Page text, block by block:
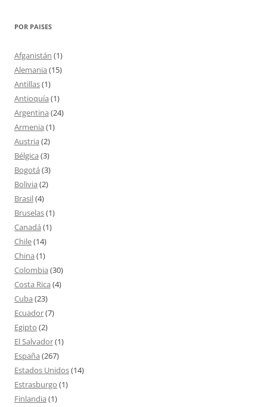
POR PAISES
Afganistán (1)
Alemania (15)
Antillas(1)
Antioquía (1)
Argentina (24)
Armenia (1)
Austria (2)
Bélgica (3)
Bogotá (3)
Bolivia (2)
Brasil(4)
Bruselas(1)
Canadá (1)
Chile(14)
China (1)
Colombia (30)
Costa Rica (4)
Cuba (23)
Ecuador(7)
Egipto (2)
El Salvador(1)
España (267)
Estados Unidos(14)
Estrasburgo (1)
Finlandia (1)